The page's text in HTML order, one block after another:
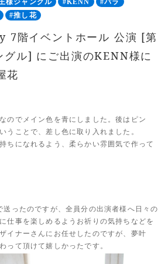
様ジャングル #KENN
#バラ
#推し花
7階イベントホール 公演 [第
グル] にご出演のKENN様に
花
のでメイン色を青にしました。後はピン
うことで、差し色に取り入れました。
ちになれるよう、柔らかい雰囲気で作って
送ったのですが、全員分の出演者様へ日々の
仕事を楽しめるようお祈りの気持ちなどを
イナーさんにお任せしたのですが、夢叶
って頂けて嬉しかったです。